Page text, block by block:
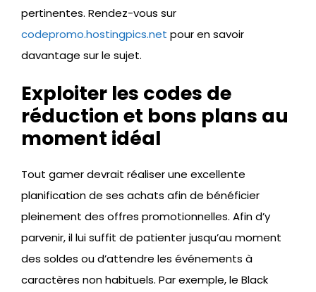
pertinentes. Rendez-vous sur
codepromo.hostingpics.net pour en savoir
davantage sur le sujet.
Exploiter les codes de
réduction et bons plans au
moment idéal
Tout gamer devrait réaliser une excellente
planification de ses achats afin de bénéficier
pleinement des offres promotionnelles. Afin d’y
parvenir, il lui suffit de patienter jusqu’au moment
des soldes ou d’attendre les événements à
caractères non habituels. Par exemple, le Black